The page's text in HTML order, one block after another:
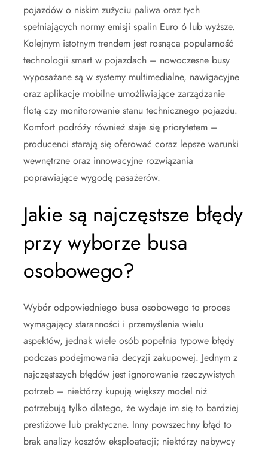
pojazdów o niskim zużyciu paliwa oraz tych
spełniających normy emisji spalin Euro 6 lub wyższe.
Kolejnym istotnym trendem jest rosnąca popularność
technologii smart w pojazdach – nowoczesne busy
wyposażane są w systemy multimedialne, nawigacyjne
oraz aplikacje mobilne umożliwiające zarządzanie
flotą czy monitorowanie stanu technicznego pojazdu.
Komfort podróży również staje się priorytetem –
producenci starają się oferować coraz lepsze warunki
wewnętrzne oraz innowacyjne rozwiązania
poprawiające wygodę pasażerów.
Jakie są najczęstsze błędy
przy wyborze busa
osobowego?
Wybór odpowiedniego busa osobowego to proces
wymagający staranności i przemyślenia wielu
aspektów, jednak wiele osób popełnia typowe błędy
podczas podejmowania decyzji zakupowej. Jednym z
najczęstszych błędów jest ignorowanie rzeczywistych
potrzeb – niektórzy kupują większy model niż
potrzebują tylko dlatego, że wydaje im się to bardziej
prestiżowe lub praktyczne. Inny powszechny błąd to
brak analizy kosztów eksploatacji; niektórzy nabywcy